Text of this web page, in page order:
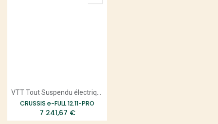
CRUSSIS e-FULL 12.11-PRO
7 241,67 €